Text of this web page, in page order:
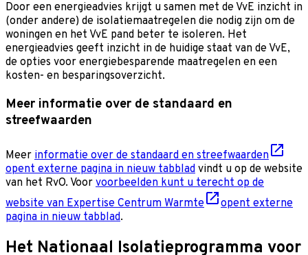
Door een energieadvies krijgt u samen met de VvE inzicht in
(onder andere) de isolatiemaatregelen die nodig zijn om de
woningen en het VvE pand beter te isoleren. Het
energieadvies geeft inzicht in de huidige staat van de VvE,
de opties voor energiebesparende maatregelen en een
kosten- en besparingsoverzicht.
Meer informatie over de standaard en
streefwaarden
Meer informatie over de standaard en streefwaarden
opent externe pagina in nieuw tabblad vindt u op de website
van het RvO. Voor voorbeelden kunt u terecht op de
website van Expertise Centrum Warmte
opent externe
pagina in nieuw tabblad.
Het Nationaal Isolatieprogramma voor